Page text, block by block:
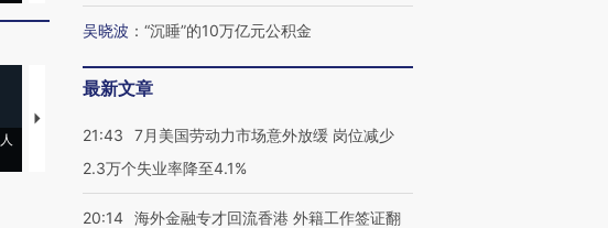
【推广】走进第四届链博
会，让数智科技“链”接产
【特别呈现】寻找100种
有意思的生活方式·第三对
CFO：不靠规模取胜，华
吴晓波 ： “沉睡”的10万亿元公积金
最新文章
21:43
7月美国劳动力市场意外放缓 岗位减少
2.3万个失业率降至4.1%
20:14 海外金融专才回流香港 外籍工作签证翻